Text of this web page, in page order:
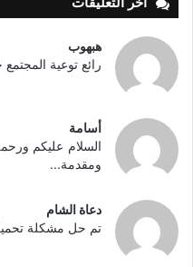
هبهوب
رائع توعية
أسامة
السلام عليكم
ومقدمة...
دعاة الشام
تم حل مشكلة